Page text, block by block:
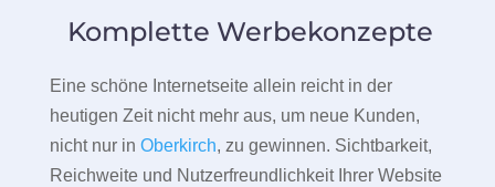
Komplette Werbekonzepte
Eine schöne Internetseite allein reicht in der
heutigen Zeit nicht mehr aus, um neue Kunden,
nicht nur in Oberkirch, zu gewinnen. Sichtbarkeit,
Reichweite und Nutzerfreundlichkeit Ihrer Website